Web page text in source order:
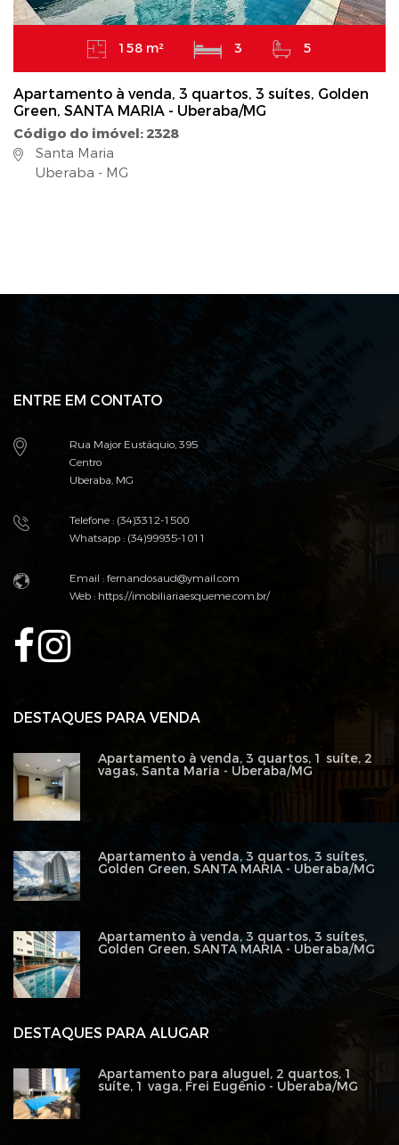
158 m² 3 5
Apartamento à venda, 3 quartos, 3 suítes, Golden
Green, SANTA MARIA - Uberaba/MG
Código do imóvel: 2328
Santa Maria
Uberaba - MG
ENTRE EM CONTATO
Rua Major Eustáquio, 395
Centro
Uberaba, MG
Telefone : (34)3312-1500
Whatsapp : (34)99935-1011
Email : fernandosaud@ymail.com
Web :https://imobiliariaesqueme.com.br/
DESTAQUES PARA ALUGAR
Apartamento para aluguel, 2 quartos, 1
suíte, 1 vaga, Frei Eugênio - Uberaba/MG
DESTAQUES PARA VENDA
Apartamento à venda, 3 quartos, 1 suíte, 2
vagas, Santa Maria - Uberaba/MG
Apartamento à venda, 3 quartos, 3 suítes,
Golden Green, SANTA MARIA - Uberaba/MG
Apartamento à venda, 3 quartos, 3 suítes,
Golden Green, SANTA MARIA - Uberaba/MG